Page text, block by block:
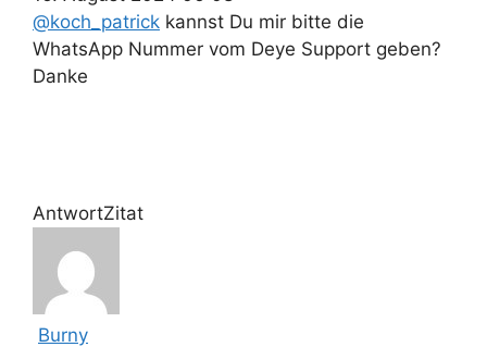
@koch_patrick kannst Du mir bitte die
WhatsApp Nummer vom Deye Support geben?
Danke
AntwortZitat
Burny